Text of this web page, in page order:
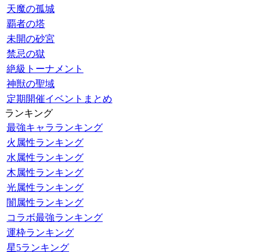
天魔の孤城
覇者の塔
未開の砂宮
禁忌の獄
絶級トーナメント
神獣の聖域
定期開催イベントまとめ
ランキング
最強キャラランキング
火属性ランキング
水属性ランキング
木属性ランキング
光属性ランキング
闇属性ランキング
コラボ最強ランキング
運枠ランキング
星5ランキング